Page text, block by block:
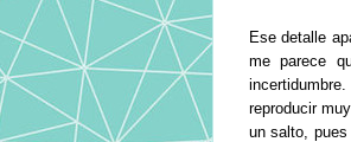
Ese detalle
me parece
reproducir
un salto, pues